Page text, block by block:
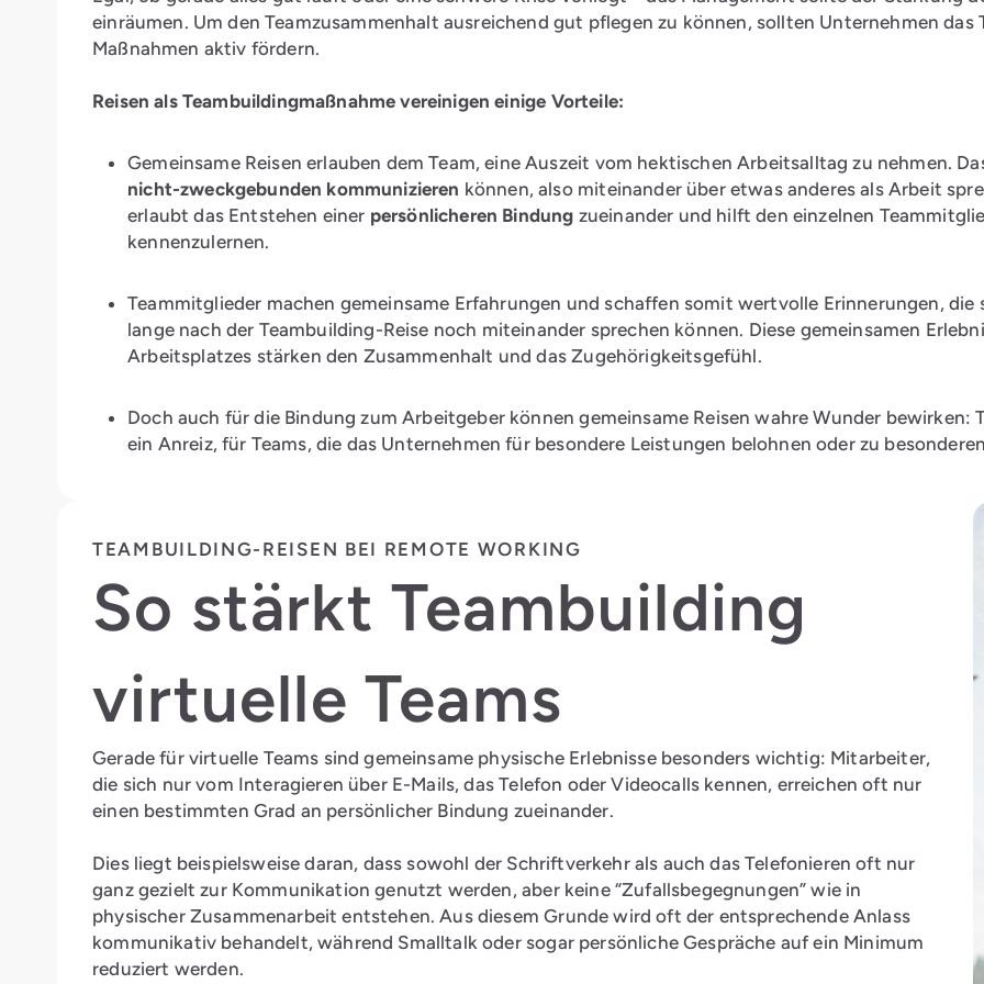
einräumen. Um den Teamzusammenhalt ausreichend gut pflegen zu können, sollten Unternehmen
Maßnahmen aktiv fördern.
Reisen als Teambuildingmaßnahme vereinigen einige Vorteile:
Gemeinsame Reisen erlauben dem Team, eine Auszeit vom hektischen Arbeitsalltag zu nehmen.
nicht-zweckgebunden kommunizieren können, also miteinander über etwas anderes als Arbeit
erlaubt das Entstehen einer persönlicheren Bindung zueinander und hilft den einzelnen
kennenzulernen.
Teammitglieder machen gemeinsame Erfahrungen und schaffen somit wertvolle Erinnerungen,
lange nach der Teambuilding-Reise noch miteinander sprechen können. Diese gemeinsamen
Arbeitsplatzes stärken den Zusammenhalt und das Zugehörigkeitsgefühl.
Doch auch für die Bindung zum Arbeitgeber können gemeinsame Reisen wahre Wunder
ein Anreiz, für Teams, die das Unternehmen für besondere Leistungen belohnen oder zu
TEAMBUILDING-REISEN BEI REMOTE WORKING
So stärkt Teambuilding
virtuelle Teams
Gerade für virtuelle Teams sind gemeinsame physische Erlebnisse besonders wichtig: Mitarbeiter,
die sich nur vom Interagieren über E-Mails, das Telefon oder Videocalls kennen, erreichen oft nur
einen bestimmten Grad an persönlicher Bindung zueinander.
Dies liegt beispielsweise daran, dass sowohl der Schriftverkehr als auch das Telefonieren oft nur
ganz gezielt zur Kommunikation genutzt werden, aber keine “Zufallsbegegnungen” wie in
physischer Zusammenarbeit entstehen. Aus diesem Grunde wird oft der entsprechende Anlass
kommunikativ behandelt, während Smalltalk oder sogar persönliche Gespräche auf ein Minimum
reduziert werden.